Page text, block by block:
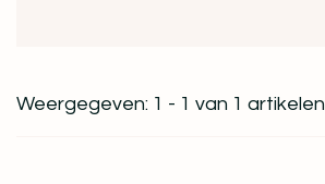
Weergegeven: 1 - 1 van 1 artikelen